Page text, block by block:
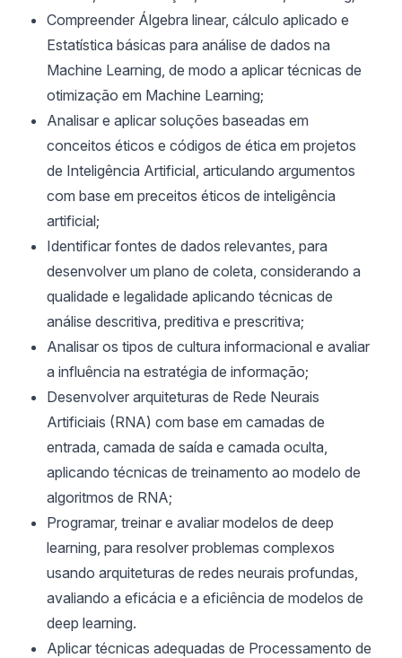
Compreender Álgebra linear, cálculo aplicado e
Estatística básicas para análise de dados na
Machine Learning, de modo a aplicar técnicas de
otimização em Machine Learning;
Analisar e aplicar soluções baseadas em
conceitos éticos e códigos de ética em projetos
de Inteligência Artificial, articulando argumentos
com base em preceitos éticos de inteligência
artificial;
Identificar fontes de dados relevantes, para
desenvolver um plano de coleta, considerando a
qualidade e legalidade aplicando técnicas de
análise descritiva, preditiva e prescritiva;
Analisar os tipos de cultura informacional e avaliar
a influência na estratégia de informação;
Desenvolver arquiteturas de Rede Neurais
Artificiais (RNA) com base em camadas de
entrada, camada de saída e camada oculta,
aplicando técnicas de treinamento ao modelo de
algoritmos de RNA;
Programar, treinar e avaliar modelos de deep
learning, para resolver problemas complexos
usando arquiteturas de redes neurais profundas,
avaliando a eficácia e a eficiência de modelos de
deep learning.
Aplicar técnicas adequadas de Processamento de